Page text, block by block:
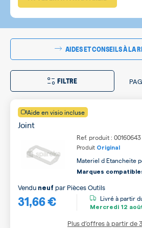
AIDES ET CONSEILS À LA
FILTRE
Aide en visio incluse
Joint
Ref. produit : 00160643
Produit Original
Materiel d Etancheite
Marques
31,66 €
Vendu neuf par Pièces Outils
Livré à partir
Mercredi 12
Plus d’offres à partir de